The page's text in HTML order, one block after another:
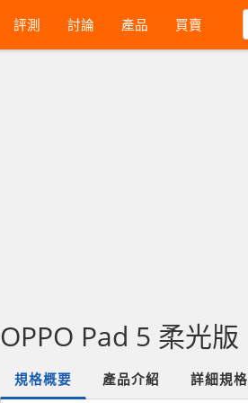
評測 討論 產品 買賣
OPPO Pad 5 柔光版
規格概要 產品介紹 詳細規格